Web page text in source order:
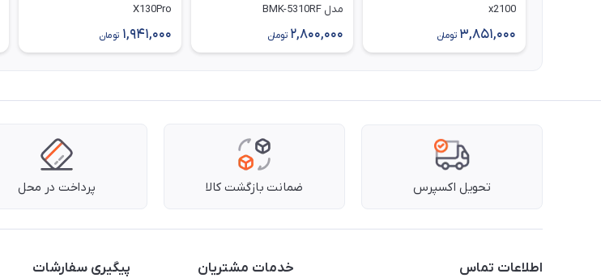
x2100
3,851,000 تومان
مدل BMK-5310RF
2,800,000 تومان
X130Pro
1,941,000 تومان
تحویل اکسپرس ضمانت بازگشت کالا پرداخت در محل
اطلاعات تماس خدمات مشتریان پیگیری سفارشات